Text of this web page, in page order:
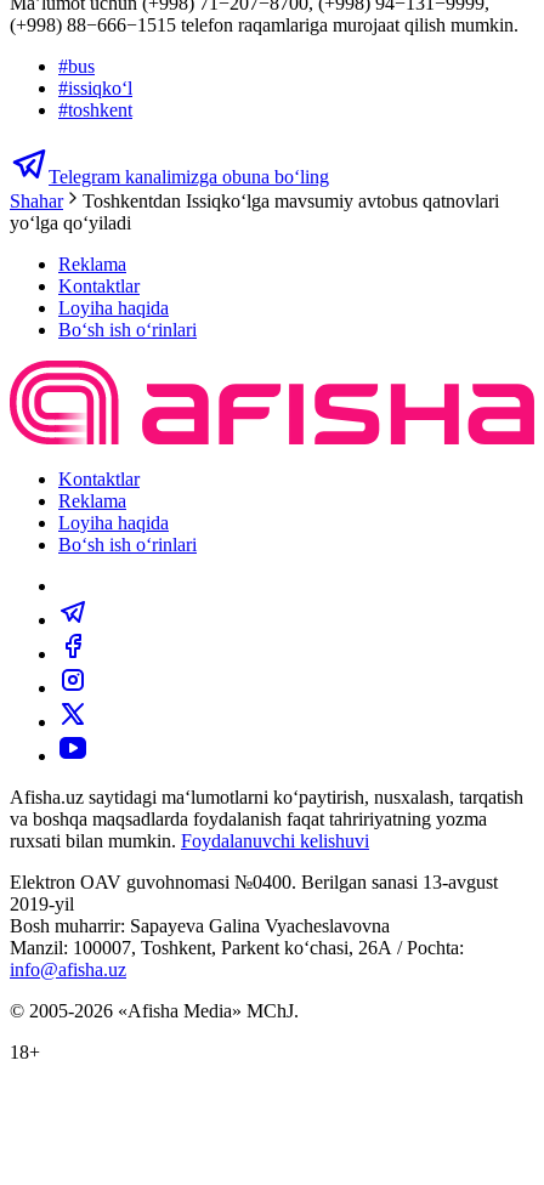
(+998) 88−666−1515 telefon raqamlariga murojaat qilish mumkin.
#bus
#issiqkoʻl
#toshkent
Telegram kanalimizga obuna bo‘ling
Shahar
Toshkentdan Issiqko‘lga mavsumiy avtobus qatnovlari
yo‘lga qo‘yiladi
Reklama
Kontaktlar
Loyiha haqida
Bo‘sh ish o‘rinlari
Kontaktlar
Reklama
Loyiha haqida
Bo‘sh ish o‘rinlari
Afisha.uz saytidagi ma‘lumotlarni ko‘paytirish, nusxalash, tarqatish
va boshqa maqsadlarda foydalanish faqat tahririyatning yozma
ruxsati bilan mumkin. Foydalanuvchi kelishuvi
Elektron OAV guvohnomasi №0400. Berilgan sanasi 13-avgust
2019-yil
Bosh muharrir: Sapayeva Galina Vyacheslavovna
Manzil: 100007, Toshkent, Parkent ko‘chasi, 26А / Pochta:
info@afisha.uz
© 2005-2026 «Afisha Media» MChJ.
18+